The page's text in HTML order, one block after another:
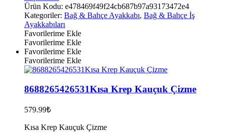
ürünün
birden
fazla
varyasyonu
var.
Seçenekler
ürün
sayfasından
Ürün Kodu: e478469f49f24cb687b97a93173472e4
Kategoriler: Bağ & Bahçe Ayakkabı, Bağ & Bahçe İş
Ayakkabıları
Favorilerime Ekle
Favorilerime Ekle
Favorilerime Ekle
Favorilerime Ekle
8688265426531Kısa Krep Kauçuk Çizme
579.99₺
Kısa Krep Kauçuk Çizme